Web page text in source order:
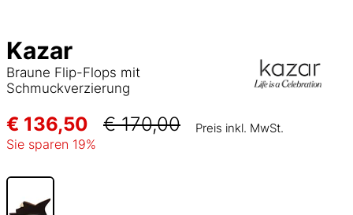
Kazar
Braune Flip-Flops mit
Schmuckverzierung
€ 136,50 € 170,00 Preis inkl. MwSt.
Sie sparen 19%